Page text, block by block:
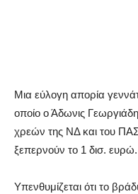
Μια εύλογη απορία
οποίο ο Άδωνις
χρεών της ΝΔ και του
ξεπερνούν το 1 δισ. ευρώ.
Υπενθυμίζεται ότι το